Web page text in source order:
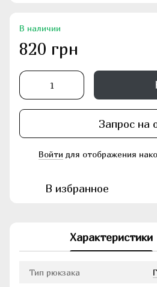
В наличии
820 грн
Запрос на
Войти для отображения
В избранное
Характеристики
Тип рюкзака